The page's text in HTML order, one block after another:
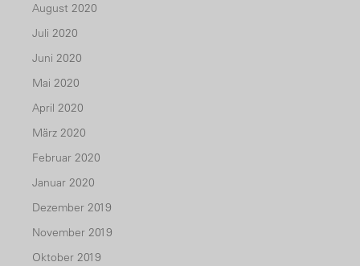
August 2020
Juli 2020
Juni 2020
Mai 2020
April 2020
März 2020
Februar 2020
Januar 2020
Dezember 2019
November 2019
Oktober 2019